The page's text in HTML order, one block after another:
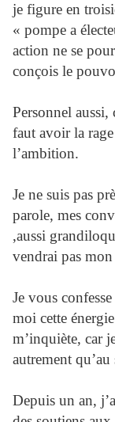
je figure en
« pompe a
action ne se
conçois le
Personnel
faut avoir la
l’ambition.
Je ne suis pas
parole, mes
,aussi
vendrai pas
Je vous
moi cette
m’inquiète, car
autrement
Depuis un an,